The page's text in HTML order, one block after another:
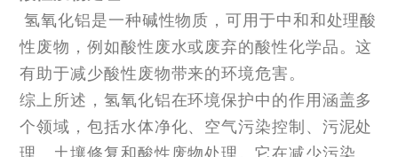
氢氧化铝是一种碱性物质，可用于中和和处理酸
性废物，例如酸性废水或废弃的酸性化学品。这
有助于减少酸性废物带来的环境危害。
综上所述，氢氧化铝在环境保护中的作用涵盖多
个领域，包括水体净化、空气污染控制、污泥处
理、土壤修复和酸性废物处理。它在减少污染、